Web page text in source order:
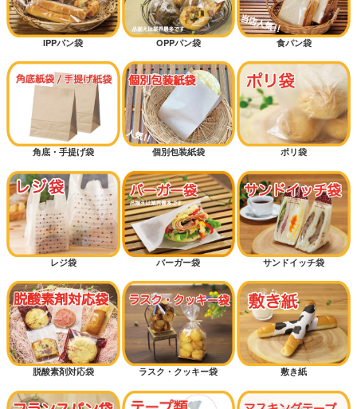
IPPパン袋 OPPパン袋 食パン袋
角底・手提げ袋 個別包装紙袋 ポリ袋
レジ袋 バーガー袋 サンドイッチ袋
脱酸素剤対応袋 ラスク・クッキー袋 敷き紙